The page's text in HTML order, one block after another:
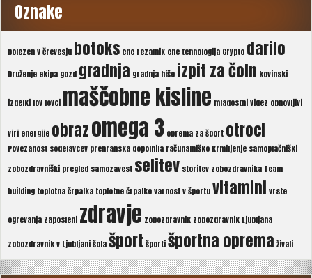
Oznake
bolezen v črevesju botoks cnc rezalnik cnc tehnologija Crypto darilo
Druženje ekipa gozd gradnja gradnja hiše izpit za čoln kovinski
izdelki lov lovci maščobne kisline mladostni videz obnovljivi
viri energije obrazomega 3 oprema za šport otroci
Povezanost sodelavcev prehranska dopolnila računalniško krmiljenje samoplačniški
zobozdravniški pregled samozavest selitev storitev zobozdravnika Team
building toplotna črpalka toplotne črpalkevarnost v športuvitamini vrste
ogrevanja Zaposleni zdravje zobozdravnik zobozdravnik Ljubljana
zobozdravnik v Ljubljanišolašport športišportna oprema živali